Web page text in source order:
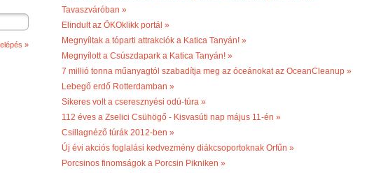
Tavaszváróban »
Elindult az ÖKOklikk portál »
Megnyíltak a tóparti attrakciók a Katica Tanyán! »
Megnyílott a Csúszdapark a Katica Tanyán! »
7 millió tonna műanyagtól szabadítja meg az óceánokat az OceanCleanup »
Lebegő erdő Rotterdamban »
Sikeres volt a cseresznyési odú-túra »
112 éves a Zselici Csühögő - Kisvasúti nap május 11-én »
Csillagnéző túrák 2012-ben »
Új évi akciós foglalási kedvezmény diákcsoportoknak Orfűn »
Porcsinos finomságok a Porcsin Pikniken »